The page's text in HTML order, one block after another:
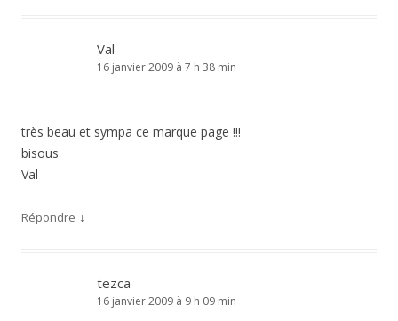
Val
16 janvier 2009 à 7 h 38 min
très beau et sympa ce marque page !!!
bisous
Val
Répondre ↓
tezca
16 janvier 2009 à 9 h 09 min